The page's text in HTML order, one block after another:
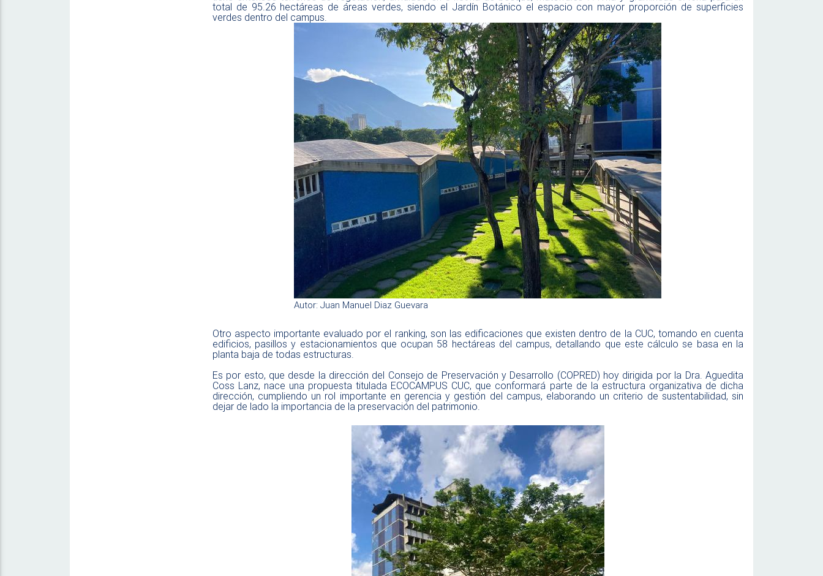
total de 95.26 hectáreas de áreas verdes, siendo el Jardín Botánico el espacio con mayor proporción de superficies
verdes dentro del campus.
Autor: Juan Manuel Diaz Guevara
Otro aspecto importante evaluado por el ranking, son las edificaciones que existen dentro de la CUC, tomando en cuenta
edificios, pasillos y estacionamientos que ocupan 58 hectáreas del campus, detallando que este cálculo se basa en la
planta baja de todas estructuras.
Es por esto, que desde la dirección del Consejo de Preservación y Desarrollo (COPRED) hoy dirigida por la Dra. Aguedita
Coss Lanz, nace una propuesta titulada ECOCAMPUS CUC, que conformará parte de la estructura organizativa de dicha
dirección, cumpliendo un rol importante en gerencia y gestión del campus, elaborando un criterio de sustentabilidad, sin
dejar de lado la importancia de la preservación del patrimonio.